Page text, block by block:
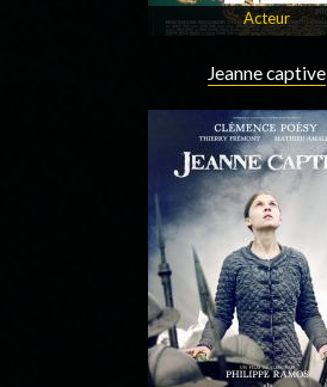
Acteur
Jeanne captive